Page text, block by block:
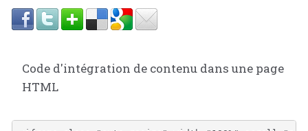
Code d'intégration de contenu dans une page
HTML